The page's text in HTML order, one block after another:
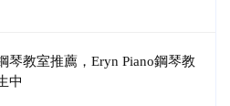
琴教室推薦，Eryn Piano鋼琴教
中